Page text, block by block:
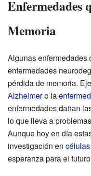
Enfermedades
Memoria
Algunas enfermedades
enfermedades
pérdida de memoria.
Alzheimero la
enfermedades dañan
lo que lleva a
Aunque hoy en día
investigación en
esperanza para el